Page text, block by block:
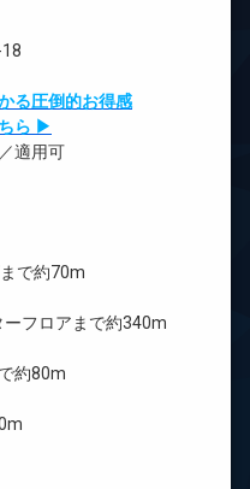
る圧倒的お得感
ら ▶
適用可
で約70m
フロアまで約340m
約80m